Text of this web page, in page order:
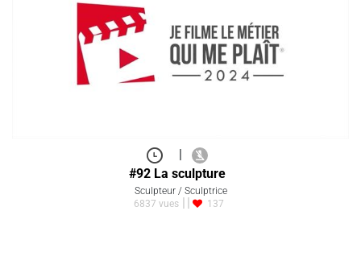
#92 La sculpture
Sculpteur / Sculptrice
6837 vues
137